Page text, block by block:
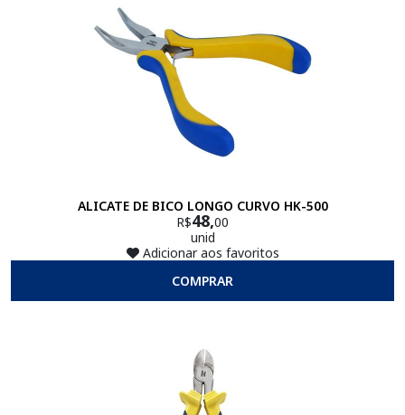
ALICATE DE BICO LONGO CURVO HK-500
R$48,00
unid
Adicionar aos favoritos
COMPRAR